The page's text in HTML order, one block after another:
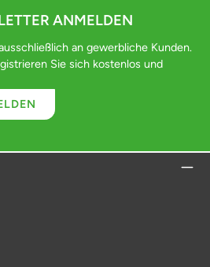
ANMELDEN
an gewerbliche Kunden.
Sie sich kostenlos und